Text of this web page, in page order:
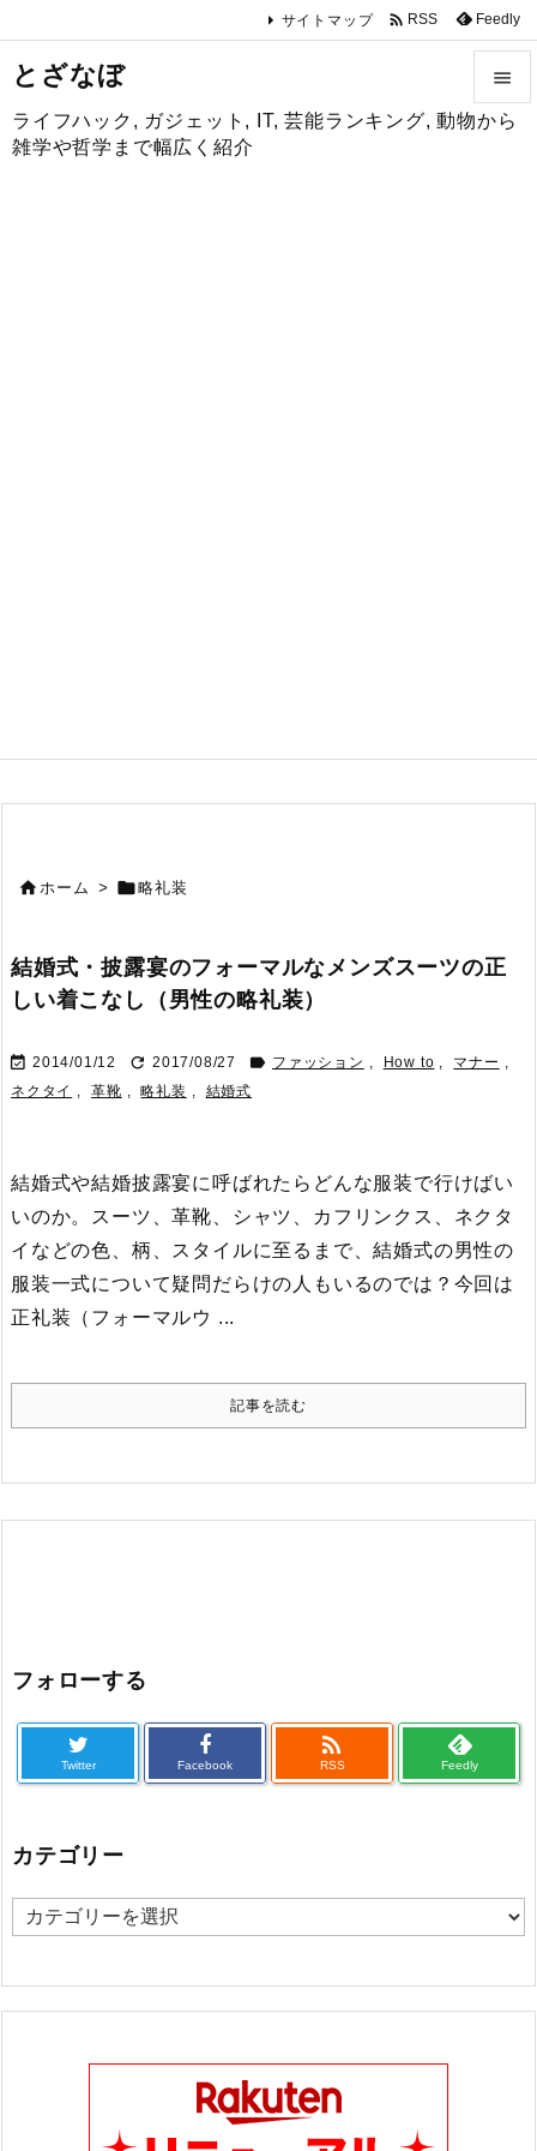
とざなぼ
ライフハック, ガジェット, IT, 芸能ランキング, 動物から
雑学や哲学まで幅広く紹介


サイトマップ  RSS Feedly
ホーム > 略礼装
結婚式・披露宴のフォーマルなメンズスーツの正
しい着こなし（男性の略礼装）
 2014/01/12  2017/08/27  ファッション , How to , マナー ,
ネクタイ , 革靴 , 略礼装 , 結婚式
結婚式や結婚披露宴に呼ばれたらどんな服装で行けばい
いのか。スーツ、革靴、シャツ、カフリンクス、ネクタ
イなどの色、柄、スタイルに至るまで、結婚式の男性の
服装一式について疑問だらけの人もいるのでは？ 今回は
正礼装（フォーマルウ ...
記事を読む
フォローする
Twitter Facebook

RSS Feedly
カテゴリー
カ
ゴ